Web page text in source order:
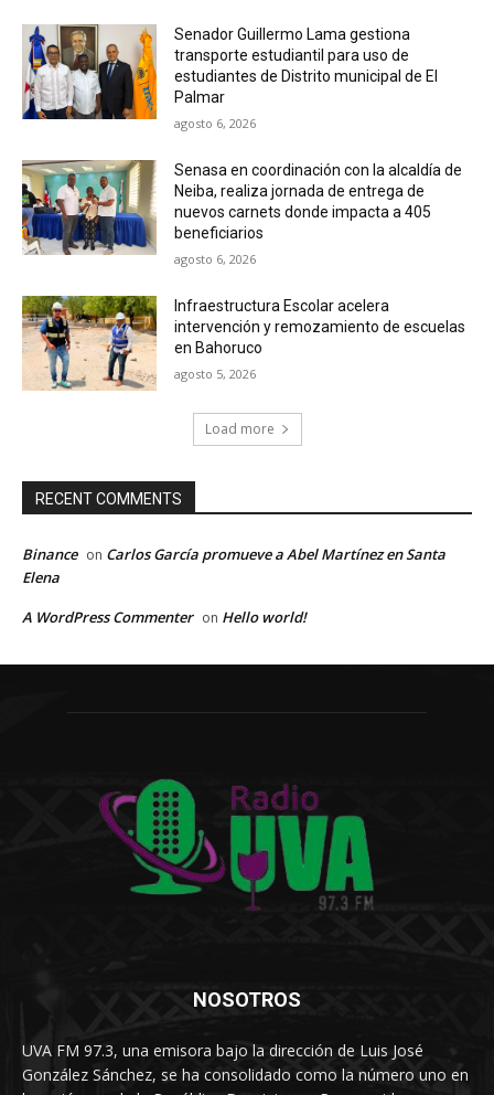
Senador Guillermo Lama gestiona
transporte estudiantil para uso de
estudiantes de Distrito municipal de El
Palmar
agosto 6, 2026
Senasa en coordinación con la alcaldía de
Neiba, realiza jornada de entrega de
nuevos carnets donde impacta a 405
beneficiarios
agosto 6, 2026
Infraestructura Escolar acelera
intervención y remozamiento de escuelas
en Bahoruco
agosto 5, 2026
Load more
RECENT COMMENTS
Binance on Carlos García promueve a Abel Martínez en Santa
Elena
A WordPress Commenter on Hello world!
NOSOTROS
UVA FM 97.3, una emisora bajo la dirección de Luis José
González Sánchez, se ha consolidado como la número uno en